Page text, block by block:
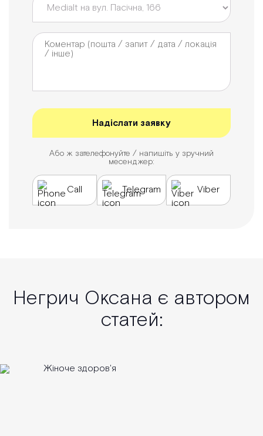
Або ж зателефонуйте / напишіть у зручний
месенджер:
Call Telegram Viber
Негрич Оксана є автором
статей: